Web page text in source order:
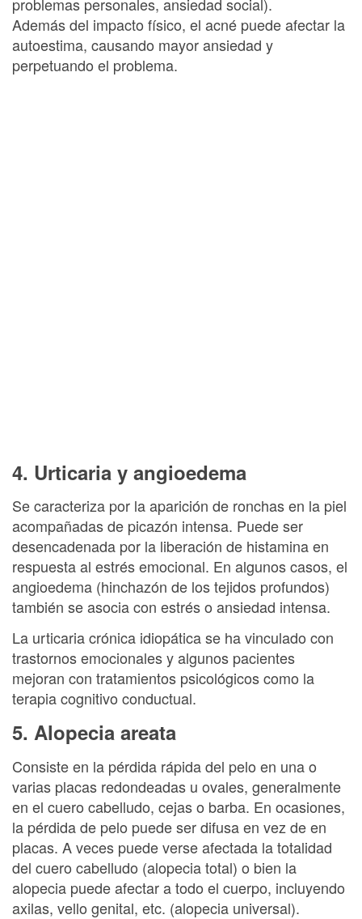
Además del impacto físico, el acné puede afectar la
autoestima, causando mayor ansiedad y
perpetuando el problema.
4. Urticaria y angioedema
Se caracteriza por la aparición de ronchas en la piel
acompañadas de picazón intensa. Puede ser
desencadenada por la liberación de histamina en
respuesta al estrés emocional. En algunos casos, el
angioedema (hinchazón de los tejidos profundos)
también se asocia con estrés o ansiedad intensa.
La urticaria crónica idiopática se ha vinculado con
trastornos emocionales y algunos pacientes
mejoran con tratamientos psicológicos como la
terapia cognitivo conductual.
5. Alopecia areata
Consiste en la pérdida rápida del pelo en una o
varias placas redondeadas u ovales, generalmente
en el cuero cabelludo, cejas o barba. En ocasiones,
la pérdida de pelo puede ser difusa en vez de en
placas. A veces puede verse afectada la totalidad
del cuero cabelludo (alopecia total) o bien la
alopecia puede afectar a todo el cuerpo, incluyendo
axilas, vello genital, etc. (alopecia universal).